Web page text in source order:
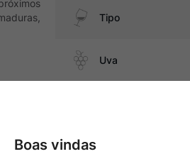
Tipo
Uva
Boas vindas